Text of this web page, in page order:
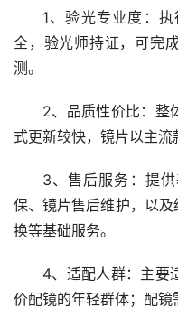
1、验光专业度：
全，验光师持证，可完
测。
2、品质性价比：整
式更新较快，镜片以主流
3、售后服务：提
保、镜片售后维护，以
换等基础服务。
4、适配人群：主要
价配镜的年轻群体；配镜